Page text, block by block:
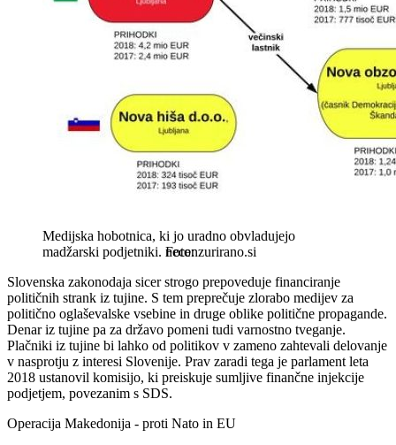
Medijska hobotnica, ki jo uradno obvladujejo
madžarski podjetniki. necenzurirano.si
Slovenska zakonodaja sicer strogo prepoveduje financiranje
političnih strank iz tujine. S tem preprečuje zlorabo medijev za
politično oglaševalske vsebine in druge oblike politične propagande.
Denar iz tujine pa za državo pomeni tudi varnostno tveganje.
Plačniki iz tujine bi lahko od politikov v zameno zahtevali delovanje
v nasprotju z interesi Slovenije. Prav zaradi tega je parlament leta
2018 ustanovil komisijo, ki preiskuje sumljive finančne injekcije
podjetjem, povezanim s SDS.
Operacija Makedonija - proti Nato in EU